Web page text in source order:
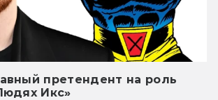
претендент на роль
Икс»